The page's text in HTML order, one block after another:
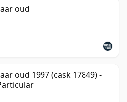
oud
oud 1997 (cask 17849) -